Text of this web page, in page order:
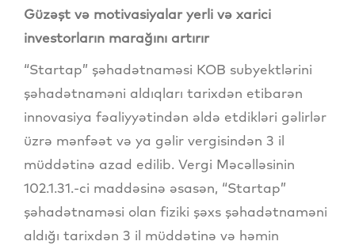
Güzəşt və motivasiyalar yerli və xarici
investorların marağını artırır
“Startap” şəhadətnaməsi KOB subyektlərini
şəhadətnaməni aldıqları tarixdən etibarən
innovasiya fəaliyyətindən əldə etdikləri gəlirlər
üzrə mənfəət və ya gəlir vergisindən 3 il
müddətinə azad edilib. Vergi Məcəlləsinin
102.1.31.-ci maddəsinə əsasən, “Startap”
şəhadətnaməsi olan fiziki şəxs şəhadətnaməni
aldığı tarixdən 3 il müddətinə və həmin